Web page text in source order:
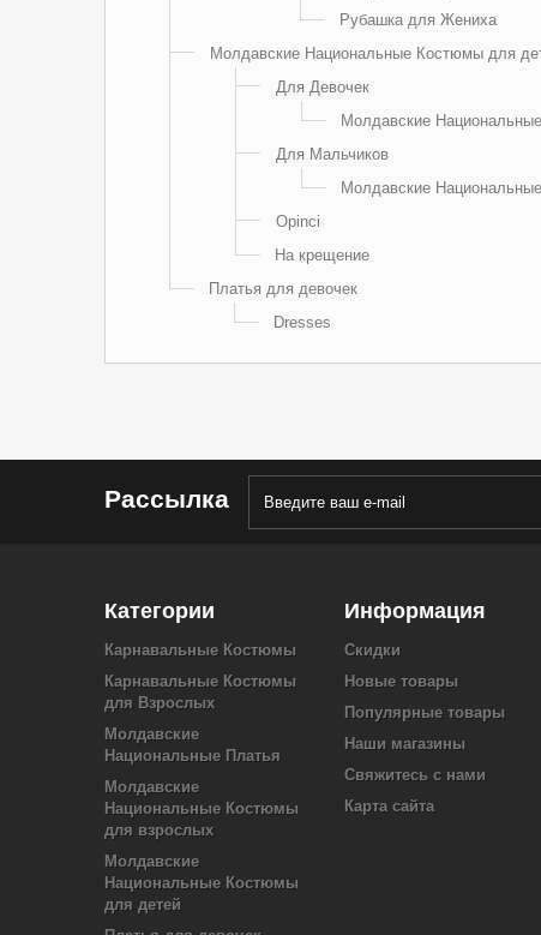
Рубашка для Жениха
Молдавские Национальные Костюмы для
Для Девочек
Молдавские
Для Мальчиков
Молдавские
Opinci
На крещение
Платья для девочек
Dresses
Рассылка
Категории
Карнавальные Костюмы
Карнавальные Костюмы
для Взрослых
Молдавские
Национальные Платья
Молдавские
Национальные Костюмы
для взрослых
Молдавские
Национальные Костюмы
для детей
Информация
Скидки
Новые товары
Популярные товары
Наши магазины
Свяжитесь с нами
Карта сайта